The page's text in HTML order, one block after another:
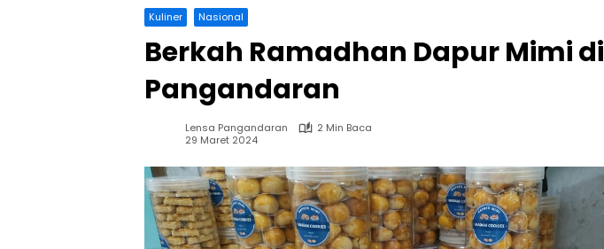
Kuliner Nasional
Berkah Ramadhan Dapur Mimi di
Pangandaran
Lensa Pangandaran
2 Min Baca
29 Maret 2024